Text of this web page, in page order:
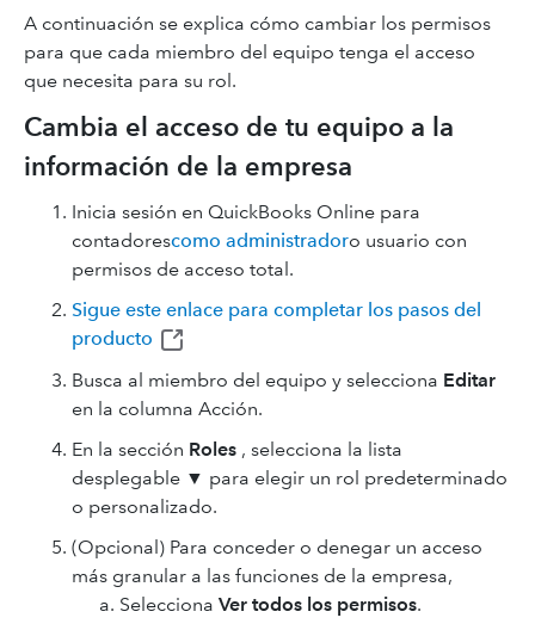
A continuación se explica cómo cambiar los permisos
para que cada miembro del equipo tenga el acceso
que necesita para su rol.
Cambia el acceso de tu equipo a la
información de la empresa
Inicia sesión en QuickBooks Online para
contadorescomo administradoro usuario con
permisos de acceso total.
Sigue este enlace para completar los pasos del
producto
Busca al miembro del equipo y selecciona Editar
en la columna Acción.
En la sección Roles , selecciona la lista
desplegable ▼ para elegir un rol predeterminado
o personalizado.
(Opcional) Para conceder o denegar un acceso
más granular a las funciones de la empresa,
Selecciona Ver todos los permisos.